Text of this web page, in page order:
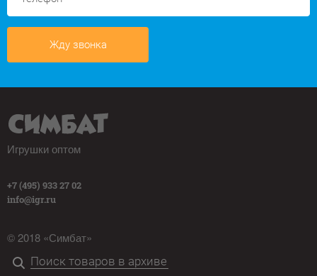
Жду звонка
Игрушки оптом
+7 (495) 933 27 02
info@igr.ru
© 2018 «Симбат»